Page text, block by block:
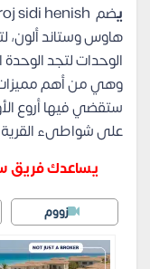
ي
هاوس وستاند ألون،
الوحدات لتجد
وهي من أهم مميزات
ستقضي فيها أروع
على شواطىء القرية
يساعدك فريق
زووم